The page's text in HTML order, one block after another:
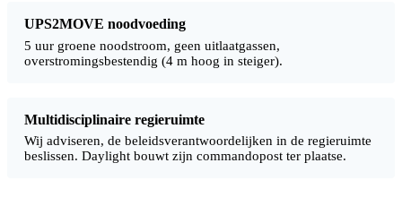
UPS2MOVE noodvoeding
5 uur groene noodstroom, geen uitlaatgassen,
overstromingsbestendig (4 m hoog in steiger).
Multidisciplinaire regieruimte
Wij adviseren, de beleidsverantwoordelijken in de regieruimte
beslissen. Daylight bouwt zijn commandopost ter plaatse.